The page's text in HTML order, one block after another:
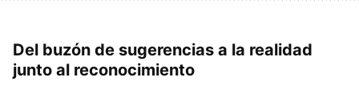
Del buzón de sugerencias a la realidad
junto al reconocimiento